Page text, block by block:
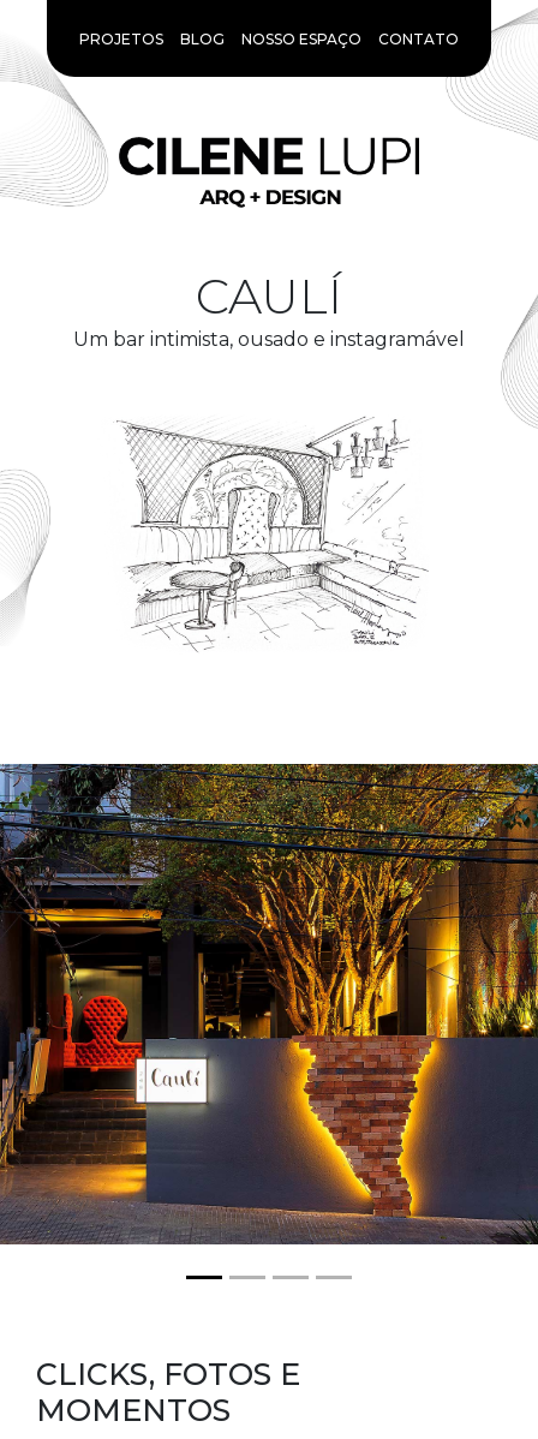
PROJETOS BLOG NOSSO ESPAÇO CONTATO
CAULÍ
Um bar intimista, ousado e instagramável
CLICKS, FOTOS E
MOMENTOS